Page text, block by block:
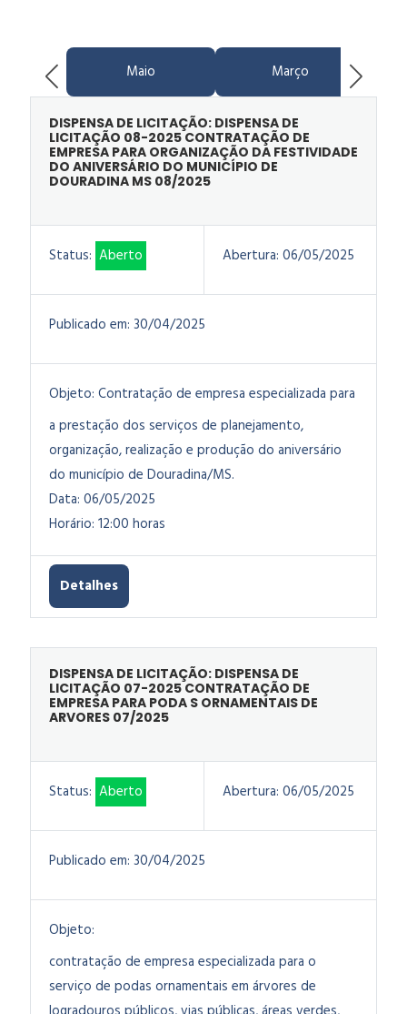
Maio Março
DISPENSA DE LICITAÇÃO: DISPENSA DE
LICITAÇÃO 08-2025 CONTRATAÇÃO DE
EMPRESA PARA ORGANIZAÇÃO DA FESTIVIDADE
DO ANIVERSÁRIO DO MUNICÍPIO DE
DOURADINA MS 08/2025
Status: Aberto Abertura: 06/05/2025
Publicado em: 30/04/2025
Objeto: Contratação de empresa especializada para
a prestação dos serviços de planejamento,
organização, realização e produção do aniversário
do município de Douradina/MS.
Data: 06/05/2025
Horário: 12:00 horas
Detalhes
DISPENSA DE LICITAÇÃO: DISPENSA DE
LICITAÇÃO 07-2025 CONTRATAÇÃO DE
EMPRESA PARA PODA S ORNAMENTAIS DE
ARVORES 07/2025
Status: Aberto Abertura: 06/05/2025
Publicado em: 30/04/2025
Objeto:
contratação de empresa especializada para o
serviço de podas ornamentais em árvores de